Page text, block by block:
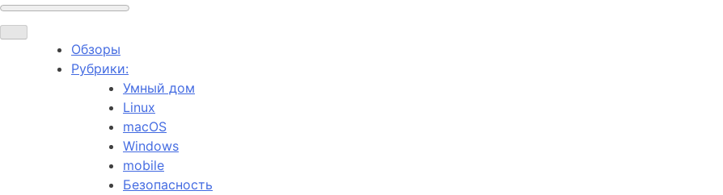
Обзоры
Рубрики:
Умный дом
Linux
macOS
Windows
mobile
Безопасность